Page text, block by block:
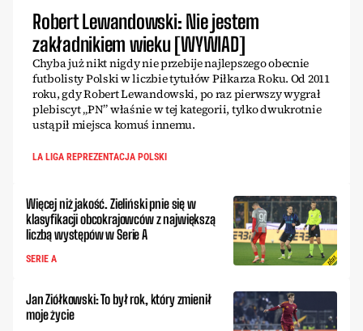
Robert Lewandowski: Nie jestem
zakładnikiem wieku [WYWIAD]
Chyba już nikt nigdy nie przebije najlepszego obecnie
futbolisty Polski w liczbie tytułów Piłkarza Roku. Od 2011
roku, gdy Robert Lewandowski, po raz pierwszy wygrał
plebiscyt „PN” właśnie w tej kategorii, tylko dwukrotnie
ustąpił miejsca komuś innemu.
LA LIGA REPREZENTACJA POLSKI
Więcej niż jakość. Zieliński pnie się w
klasyfikacji obcokrajowców z największą
liczbą występów w Serie A
SERIE A
Jan Ziółkowski: To był rok, który zmienił
moje życie